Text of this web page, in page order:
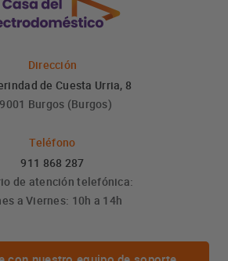
Dirección
de Cuesta Urria, 8
Burgos (Burgos)
Teléfono
911 868 287
de atención telefónica:
a Viernes: 10h a 14h